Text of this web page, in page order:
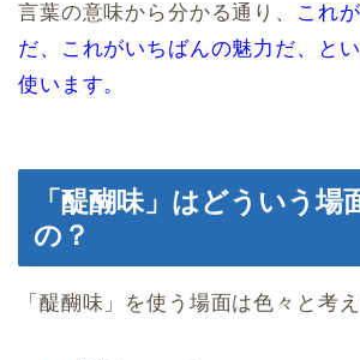
言葉の意味から分かる通り、
これ
だ、これがいちばんの魅力だ、と
使います。
「醍醐味」はどういう場
の？
「醍醐味」を使う場面は色々と考